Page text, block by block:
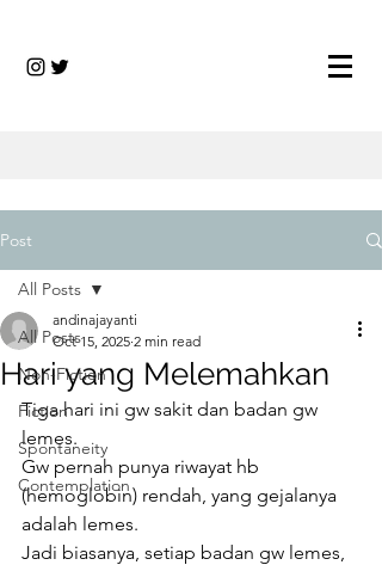
Post
All Posts
Non-Fiction
Fiction
Spontaneity
Contemplation
All Posts
Hari yang Melemahkan
andinajayanti
Oct 15, 2025 2 min read
Tiga hari ini gw sakit dan badan gw
lemes.
Gw pernah punya riwayat hb
(hemoglobin) rendah, yang gejalanya
adalah lemes.
Jadi biasanya, setiap badan gw lemes,